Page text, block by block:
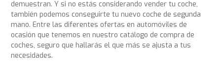
demuestran. Y si no estás considerando vender tu coche,
también podemos conseguirte tu nuevo coche de segunda
mano. Entre las diferentes ofertas en automóviles de
ocasión que tenemos en nuestro catálogo de compra de
coches, seguro que hallarás el que más se ajusta a tus
necesidades.